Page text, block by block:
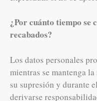
¿Por cuánto tiempo se
recabados?
Los datos personales
mientras se mantenga
su supresión y durante
derivarse